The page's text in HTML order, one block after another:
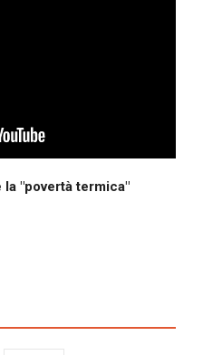
"povertà termica"